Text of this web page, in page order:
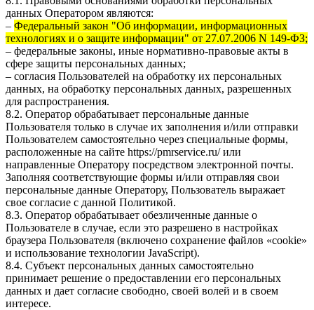
данных Оператором являются:
– Федеральный закон "Об информации, информационных
технологиях и о защите информации" от 27.07.2006 N 149-ФЗ;
– федеральные законы, иные нормативно-правовые акты в
сфере защиты персональных данных;
– согласия Пользователей на обработку их персональных
данных, на обработку персональных данных, разрешенных
для распространения.
8.2. Оператор обрабатывает персональные данные
Пользователя только в случае их заполнения и/или отправки
Пользователем самостоятельно через специальные формы,
расположенные на сайте https://pmrservice.ru/или
направленные Оператору посредством электронной почты.
Заполняя соответствующие формы и/или отправляя свои
персональные данные Оператору, Пользователь выражает
свое согласие с данной Политикой.
8.3. Оператор обрабатывает обезличенные данные о
Пользователе в случае, если это разрешено в настройках
браузера Пользователя (включено сохранение файлов «cookie»
и использование технологии JavaScript).
8.4. Субъект персональных данных самостоятельно
принимает решение о предоставлении его персональных
данных и дает согласие свободно, своей волей и в своем
интересе.